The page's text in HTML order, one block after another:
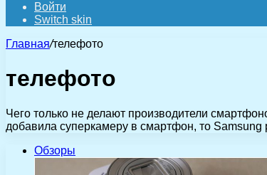
Войти
Switch skin
Главная/телефото
телефото
Чего только не делают производители
добавила суперкамеру в смартфон, то
Обзоры